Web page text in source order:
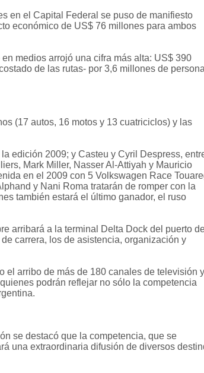
en el Capital Federal se puso de manifiesto
económico de US$ 76 millones para ambos
medios arrojó una cifra más alta: US$ 390
de las rutas- por 3,6 millones de
(17 autos, 16 motos y 13 cuatriciclos) y las
edición 2009; y Casteu y Cyril Despress,
Mark Miller, Nasser Al-Attiyah y Mauricio
en el 2009 con 5 Volkswagen Race
y Nani Roma tratarán de romper con la
también estará el último ganador, el ruso
arribará a la terminal Delta Dock del puerto
carrera, los de asistencia, organización y
el arribo de más de 180 canales de televisión y
podrán reflejar no sólo la competencia
se destacó que la competencia, que se
una extraordinaria difusión de diversos